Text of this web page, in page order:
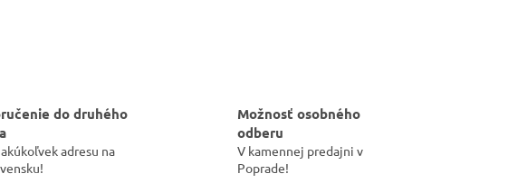
do druhého
adresu na
Možnosť osobného
odberu
V kamennej predajni v
Poprade!